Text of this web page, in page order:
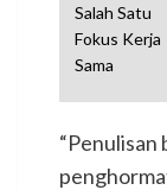
Salah Satu
Fokus Kerja
Sama
“Penulisan